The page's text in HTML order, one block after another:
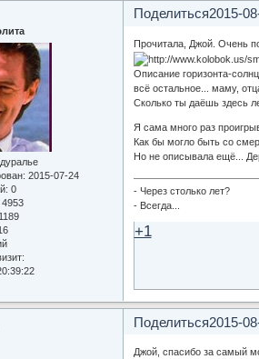
Поделиться2015-
: 2015-07-24
0
4953
Прочитала, Джой. Очень
Описание горизонта-
всё остальное... маму,
Сколько ты даёшь здесь
Я сама много раз
Как бы могло быть со
Но не описывала ещё...
- Через столько лет?
- Всегда...
+1
Поделиться2015-
Джой, спасибо за самый